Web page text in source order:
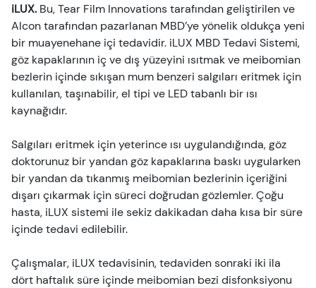
iLUX. Bu, Tear Film Innovations tarafından geliştirilen ve
Alcon tarafından pazarlanan MBD’ye yönelik oldukça yeni
bir muayenehane içi tedavidir. iLUX MBD Tedavi Sistemi,
göz kapaklarının iç ve dış yüzeyini ısıtmak ve meibomian
bezlerin içinde sıkışan mum benzeri salgıları eritmek için
kullanılan, taşınabilir, el tipi ve LED tabanlı bir ısı
kaynağıdır.
Salgıları eritmek için yeterince ısı uygulandığında, göz
doktorunuz bir yandan göz kapaklarına baskı uygularken
bir yandan da tıkanmış meibomian bezlerinin içeriğini
dışarı çıkarmak için süreci doğrudan gözlemler. Çoğu
hasta, iLUX sistemi ile sekiz dakikadan daha kısa bir süre
içinde tedavi edilebilir.
Çalışmalar, iLUX tedavisinin, tedaviden sonraki iki ila
dört haftalık süre içinde meibomian bezi disfonksiyonu